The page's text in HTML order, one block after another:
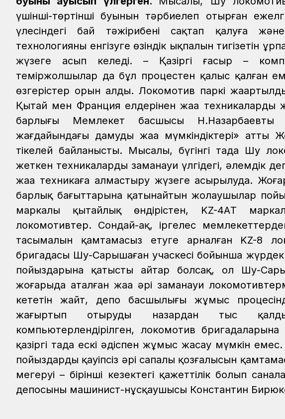
үшінші-төртінші буынын тәрбиелеп отырған
үлесіндегі бай тәжірибені сақтап қалуға
технологияны енгізуге өзіндік ықпалын тигізетін
жүзеге асып келеді.
– Қазіргі ғасыр –
теміржолшылар да бұл процестен қалыс қалған
өзгерістер орын алды. Локомотив паркі
Қытай мен Франция елдерінен жаңа техникалардың
барлығы Мемлекет басшысы Н.Назарбаевтың
жағдайындағы дамудың жаңа мүмкіндіктері» атты
тікелей байланысты. Мысалы, бүгінгі таңда Шу
жеткен техникаларды заманауи үлгідегі, әлемдік
жаңа техникаға алмастыру жүзеге асырылуда.
барлық бағыттарына қатынайтын жолаушылар
маркалы қытайлық өндірістен, KZ-4AТ
локомотивтер. Сондай-ақ, іргелес
тасымалын қамтамасыз етуге арналған KZ-8
бригадасы Шу-Сарышаған учаскесі бойынша
пойыздарына қатысты айтар болсақ, ол Шу-
жоғарыда аталған жаңа әрі заманауи
кететін жайт, депо басшылығы жұмыс
жаңғыртып отыруды назардан тыс
компьютерлендірілген, локомотив
қазіргі таңда ескі әдіспен жұмыс жасау мүмкін
пойыздардың қауіпсіз әрі сапалы қозғалысын
меңгеруі – бірінші кезектегі қажеттілік болып
депосының машинист-нұсқаушысы Константин